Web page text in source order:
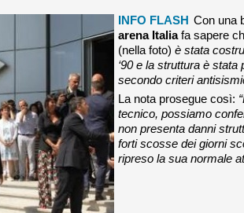
INFO FLASH Con una
arena Italiafa sapere
(nella foto) è stata
‘90 e la struttura è
secondo criteri
La nota prosegue così:
tecnico, possiamo
non presenta danni
forti scosse dei giorni
ripreso la sua normale